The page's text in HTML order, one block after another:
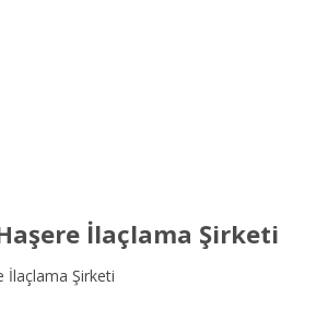
İlaçlama Şirketi
İlaçlama Şirketi